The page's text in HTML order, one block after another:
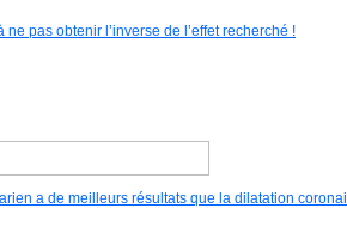
pas obtenir l’inverse de l’effet recherché !
a de meilleurs résultats que la dilatation